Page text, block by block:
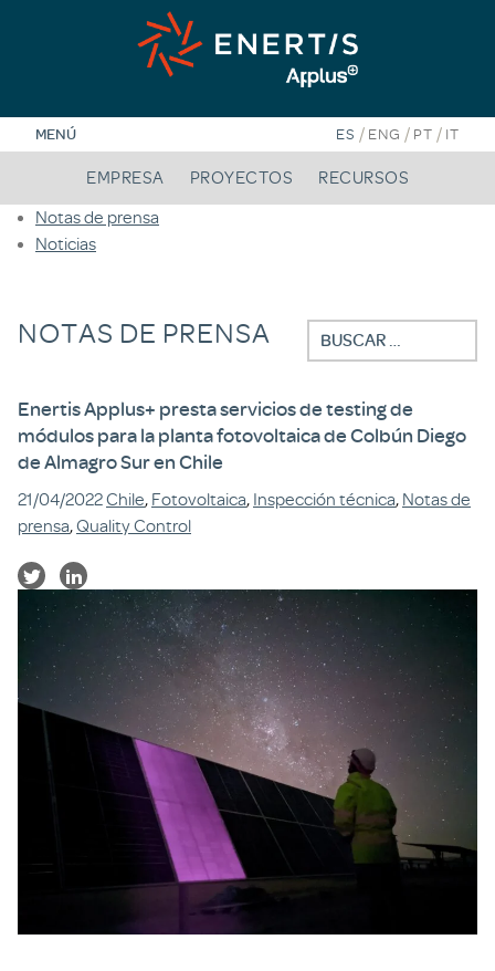
MENÚ ES / ENG / PT / IT
EMPRESA PROYECTOS
RECURSOS
Notas de prensa
Noticias
NOTAS DE PRENSA Buscar:
Enertis Applus+ presta servicios de testing de
módulos para la planta fotovoltaica de Colbún Diego
de Almagro Sur en Chile
21/04/2022Chile, Fotovoltaica, Inspección técnica, Notas de
prensa,Quality Control